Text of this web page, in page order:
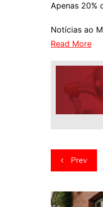
Apenas 20%
Notícias ao
Read More
de
artigos
Prev